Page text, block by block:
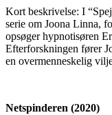
Kort beskrivelse: I
serie om Joona Linna,
opsøger hypnotisøren
Efterforskningen fører
en overmenneskelig
Netspinderen (2020)